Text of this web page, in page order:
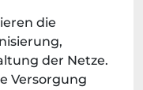
die
der Netze.
Versorgung